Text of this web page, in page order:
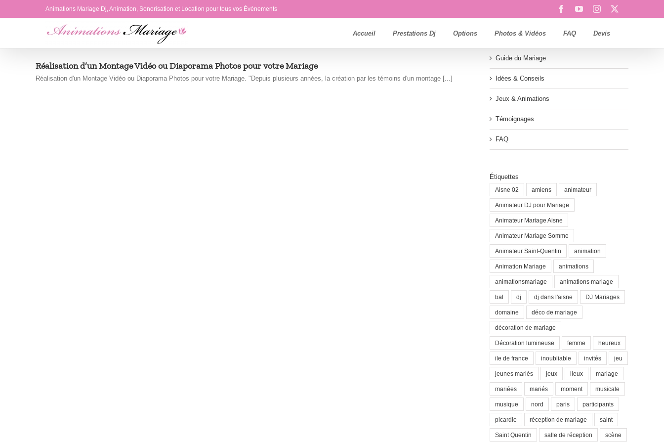
Animations Mariage Dj, Animation, Sonorisation et Location pour tous vos Événements FacebookYouTubeInstagram
Accueil Prestations Dj Options Photos & Vidéos FAQ Devis
Réalisation d’un Montage Vidéo ou Diaporama Photos pour votre Mariage
Réalisation d'un Montage Vidéo ou Diaporama Photos pour votre Mariage. "Depuis plusieurs années, la création par les témoins d'un montage [...]
Guide du Mariage
Idées & Conseils
Jeux & Animations
Témoignages
FAQ
Étiquettes
Aisne 02 amiens animateur
Animateur DJ pour Mariage
Animateur Mariage Aisne
Animateur Mariage Somme
Animateur Saint-Quentin animation
Animation Mariage animations
animationsmariage animations mariage
bal dj dj dans l'aisne DJ Mariages
domaine déco de mariage
décoration de mariage
Décoration lumineuse femme heureux
ile de france inoubliable invités jeu
jeunes mariés jeux lieux mariage
mariées mariés moment musicale
musique nord paris participants
picardie réception de mariage saint
Saint Quentin salle de réception scène